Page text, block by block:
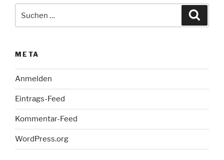
nach:
META
Anmelden
Eintrags-Feed
Kommentar-Feed
WordPress.org